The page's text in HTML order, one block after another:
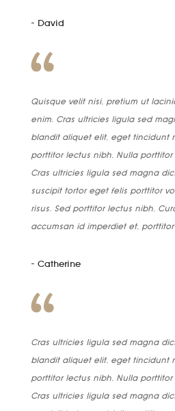
- David
Quisque velit nisi, pretium ut
enim. Cras ultricies ligula sed
blandit aliquet elit, eget tincidunt
porttitor lectus nibh. Nulla
Cras ultricies ligula sed magna
suscipit tortor eget felis porttitor
risus. Sed porttitor lectus nibh.
accumsan id imperdiet et, porttitor
- Catherine
Cras ultricies ligula sed magna
blandit aliquet elit, eget tincidunt
porttitor lectus nibh. Nulla
Cras ultricies ligula sed magna